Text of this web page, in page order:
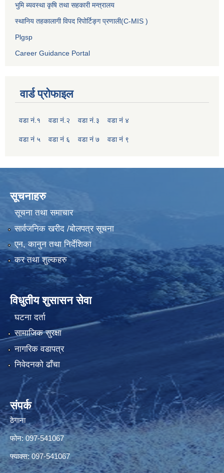
भुमि ब्यवस्था कृषि तथा सहकारी मन्त्रालय
स्थानिय तहकालागी विपद रिपोर्टिङ्ग प्रणाली(C-MIS )
Plgsp
Career Guidance Portal
वार्ड प्रोफाइल
वडा नं.१ वडा नं.२ वडा नं.३ वडा नं ४
वडा नं ५ वडा नं ६ वडा नं ७ वडा नं ९
सूचनाहरु
सूचना तथा समाचार
सार्वजनिक खरीद /बोलपत्र सूचना
एन, कानुन तथा निर्देशिका
कर तथा शुल्कहरु
विधुतीय शुसासन सेवा
घटना दर्ता
सामाजिक सुरक्षा
नागरिक वडापत्र
निवेदनको ढाँचा
संपर्क
ठेगाना
फोन: 097-541067
फ्याक्स: 097-541067